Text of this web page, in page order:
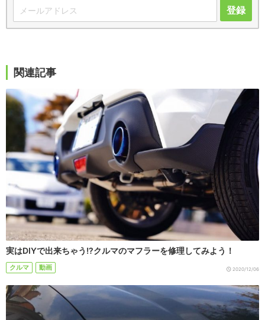
登録
関連記事
実はDIYで出来ちゃう!?クルマのマフラーを修理してみよう！
クルマ 動画 2020/12/06